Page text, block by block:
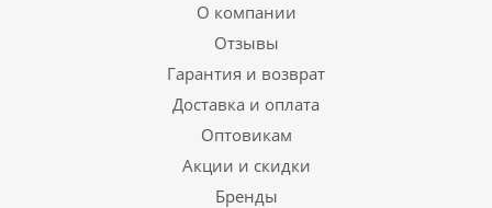
О компании
Отзывы
Гарантия и возврат
Доставка и оплата
Оптовикам
Акции и скидки
Бренды